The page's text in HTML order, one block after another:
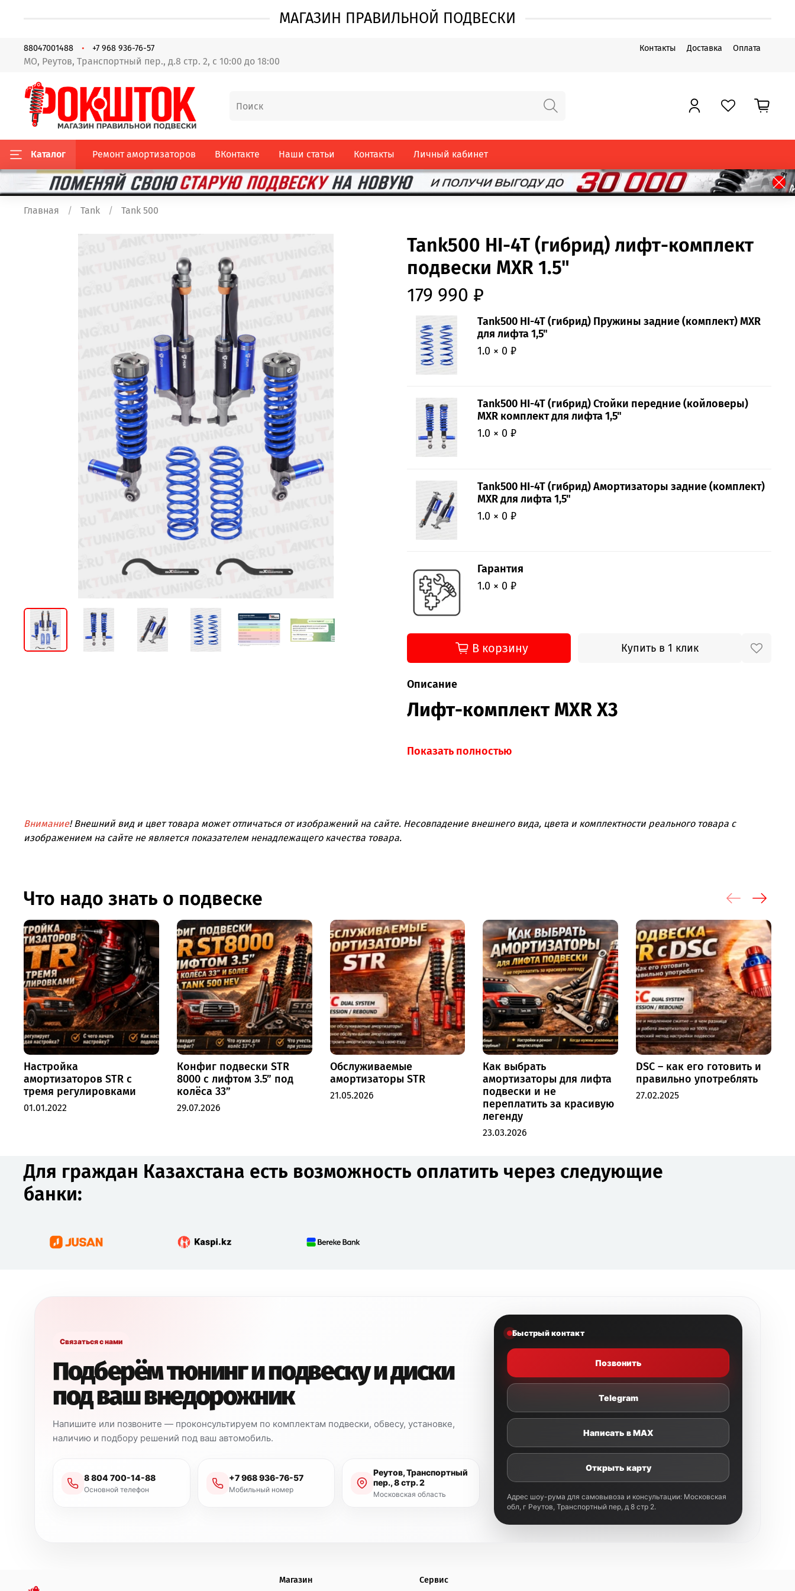
МАГАЗИН ПРАВИЛЬНОЙ ПОДВЕСКИ
Контакты Доставка Оплата
МО, Реутов, Транспортный пер., д.8 стр. 2, с 10:00 до 18:00
88047001488 +7 968 936-76-57
Каталог Ремонт амортизаторов ВКонтакте Наши статьи Контакты Личный кабинет
Главная Tank Tank 500
Tank500 HI-4T (гибрид) лифт-комплект
подвески MXR 1.5"
179 990 ₽
Tank500 HI-4T (гибрид) Пружины задние (комплект) MXR
для лифта 1,5"
1.0 × 0 ₽
Tank500 HI-4T (гибрид) Стойки передние (койловеры)
MXR комплект для лифта 1,5"
1.0 × 0 ₽
Tank500 HI-4T (гибрид) Амортизаторы задние (комплект)
MXR для лифта 1,5"
1.0 × 0 ₽
Гарантия
1.0 × 0 ₽
В корзину Купить в 1 клик
Описание
Лифт-комплект MXR X3
энергоёмкая подвеска значительно улучшит качество и комфорт
Пружины задние
Показать полностью
Внимание! Внешний вид и цвет товара может отличаться от изображений на сайте. Несовпадение внешнего вида, цвета и комплектности реального товара с
изображением на сайте не является показателем ненадлежащего качества товара.
Что надо знать о подвеске
Настройка
амортизаторов STR с
тремя регулировками
01.01.2022
Конфиг подвески STR
8000 с лифтом 3.5” под
колёса 33”
29.07.2026
Обслуживаемые
амортизаторы STR
21.05.2026
Как выбрать
амортизаторы для лифта
подвески и не
переплатить за красивую
легенду
23.03.2026
DSC – как его готовить и
правильно употреблять
27.02.2025
Для граждан Казахстана есть возможность оплатить через следующие
банки:
Связаться с нами
Подберём тюнинг и подвеску и диски
под ваш внедорожник
Напишите или позвоните — проконсультируем по комплектам подвески, обвесу, установке,
наличию и подбору решений под ваш автомобиль.
8 804 700-14-88
Основной телефон
+7 968 936-76-57
Мобильный номер
Реутов, Транспортный
пер., 8 стр. 2
Московская область
Быстрый контакт
Позвонить
Telegram
Написать в MAX
Открыть карту
Адрес шоу-рума для самовывоза и консультации: Московская
обл, г Реутов, Транспортный пер, д 8 стр 2.
Магазин Сервис